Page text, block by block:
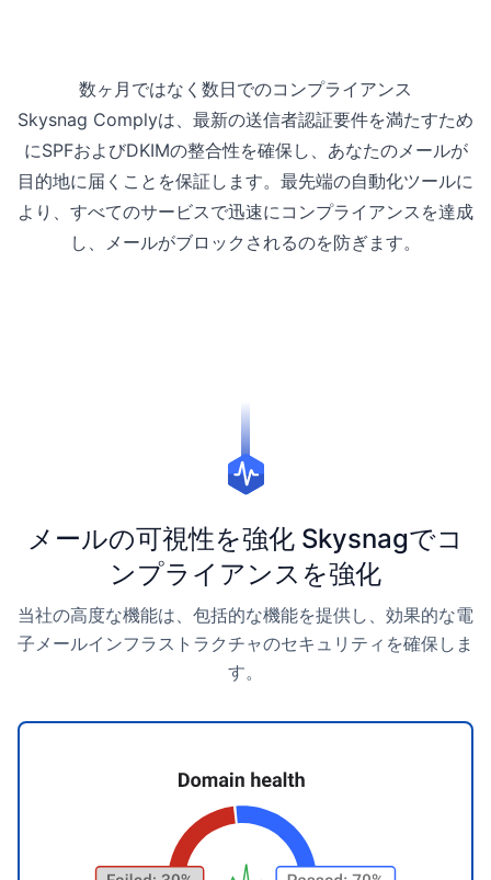
数ヶ月ではなく数日でのコンプライアンス
Skysnag Complyは、最新の送信者認証要件を満たすため
にSPFおよびDKIMの整合性を確保し、あなたのメールが
目的地に届くことを保証します。最先端の自動化ツールに
より、すべてのサービスで迅速にコンプライアンスを達成
し、メールがブロックされるのを防ぎます。
メールの可視性を強化 Skysnagでコ
ンプライアンスを強化
当社の高度な機能は、包括的な機能を提供し、効果的な電
子メールインフラストラクチャのセキュリティを確保しま
す。